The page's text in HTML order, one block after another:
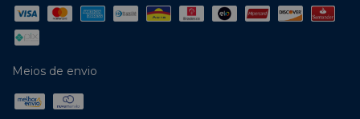
Meios de envio